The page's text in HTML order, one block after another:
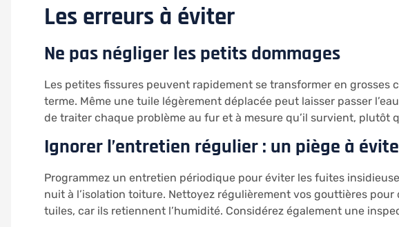
Les erreurs à éviter
Ne pas négliger les petits dommages
Les petites fissures peuvent rapidement se transformer en
terme. Même une tuile légèrement déplacée peut laisser passer
de traiter chaque problème au fur et à mesure qu’il survient, plutôt
Ignorer l’entretien régulier : un piège à
Programmez un entretien périodique pour éviter les fuites
nuit à l’isolation toiture. Nettoyez régulièrement vos gouttières pour
tuiles, car ils retiennent l’humidité. Considérez également une